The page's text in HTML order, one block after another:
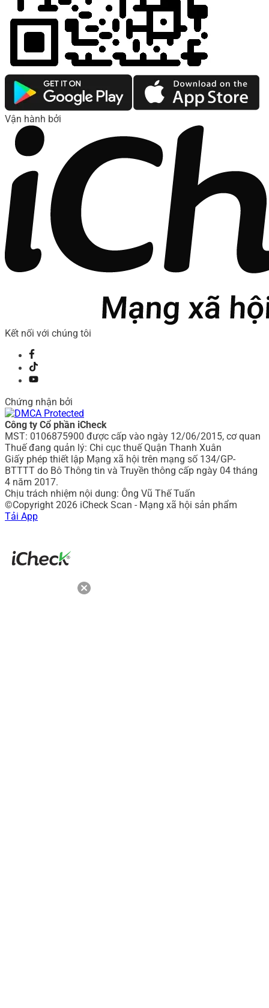
Vận hành bởi
Kết nối với chúng tôi
Chứng nhận bởi
Công ty Cổ phần iCheck
MST: 0106875900 được cấp vào ngày 12/06/2015, cơ quan
Thuế đang quản lý: Chi cục thuế Quận Thanh Xuân
Giấy phép thiết lập Mạng xã hội trên mạng số 134/GP-
BTTTT do Bô Thông tin và Truyền thông cấp ngày 04 tháng
4 năm 2017.
Chịu trách nhiệm nội dung: Ông Vũ Thế Tuấn
©Copyright 2026 iCheck Scan - Mạng xã hội sản phẩm
Tải App